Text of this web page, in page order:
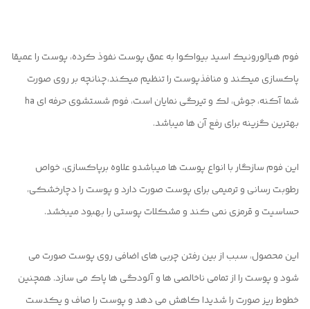
فوم هیالورونیک اسید بیواکوا به عمق پوست نفوذ کرده، پوست را عمیقا
پاکسازی میکند و منافذپوست را تنظیم میکند،چنانچه بر روی صورت
شما آکنه، جوش، لک و تیرگی نمایان است، فوم شستشوی حرفه ای ha
بهترین گزینه برای رفع آن ها میباشد‌.
این فوم سازگار با انواع پوست ها میباشدو علاوه برپاکسازی، خواص
رطوبت رسانی و ترمیمی برای پوست صورت دارد و پوست را دچارخشکی،
حساسیت و قرمزی نمی کند و مشکلات پوستی را بهبود میبخشد.
این محصول، سبب از بین رفتن چربی های اضافی روی پوست صورت می
شود و پوست را از تمامی ناخالصی ها و آلودگی ها پاک می سازد. همچنین
خطوط ریز صورت را شدیدا کاهش می دهد و پوست را صاف و یکدست